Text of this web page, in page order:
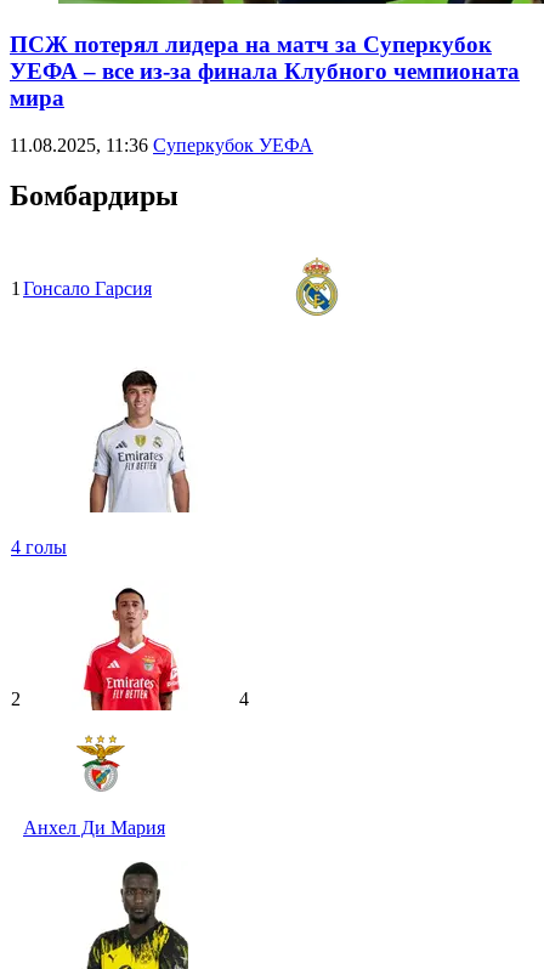
ПСЖ потерял лидера на матч за Суперкубок
УЕФА – все из-за финала Клубного чемпионата
мира
11.08.2025, 11:36 Суперкубок УЕФА
Бомбардиры
1 Гонсало Гарсия
4 голы
2
Анхел Ди Мария
4